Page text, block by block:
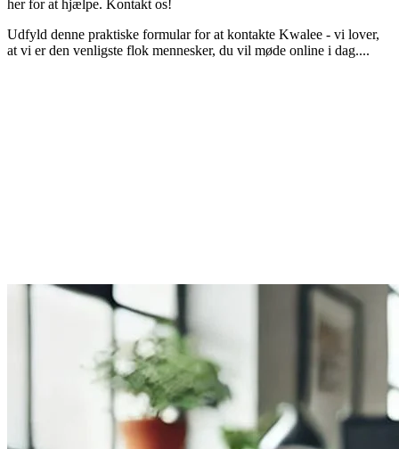
her for at hjælpe. Kontakt os!
Udfyld denne praktiske formular for at kontakte Kwalee - vi lover,
at vi er den venligste flok mennesker, du vil møde online i dag....